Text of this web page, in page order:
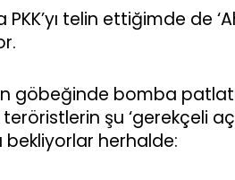
telin ettiğimde de
göbeğinde bomba
şu ‘gerekçeli
bekliyorlar herhalde: